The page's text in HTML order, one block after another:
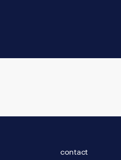
contact